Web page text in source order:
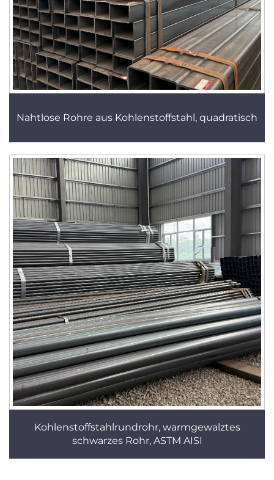
Nahtlose Rohre aus Kohlenstoffstahl, quadratisch
Kohlenstoffstahlrundrohr, warmgewalztes
schwarzes Rohr, ASTM AISI